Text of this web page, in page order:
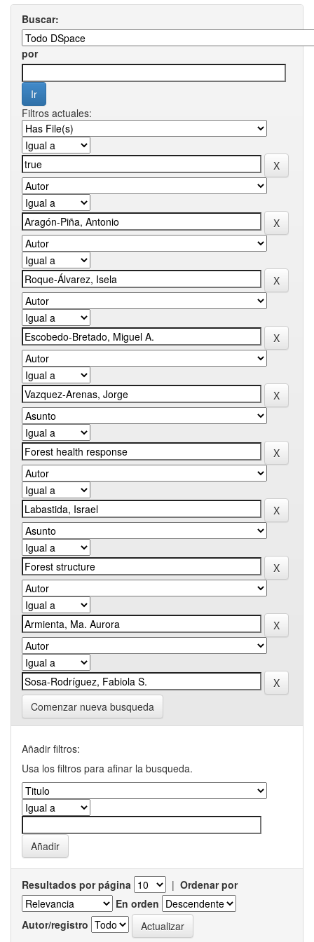
Buscar:
por
Filtros actuales:
Comenzar nueva busqueda
Añadir filtros:
Usa los filtros para afinar la busqueda.
Resultados por página | Ordenar por
En orden
Autor/registro